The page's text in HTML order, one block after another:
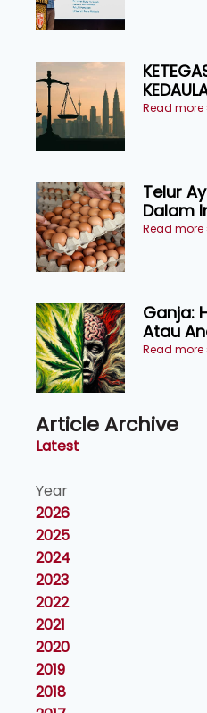
Read more
Telur
Dalam
Read more
Ganja:
Atau
Read more
Article Archive
Latest
Year
2026
2025
2024
2023
2022
2021
2020
2019
2018